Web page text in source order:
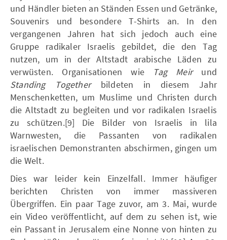
und Händler bieten an Ständen Essen und Getränke,
Souvenirs und besondere T-Shirts an. In den
vergangenen Jahren hat sich jedoch auch eine
Gruppe radikaler Israelis gebildet, die den Tag
nutzen, um in der Altstadt arabische Läden zu
verwüsten. Organisationen wie
Tag Meirund
Standing Togetherbildeten in diesem Jahr
Menschenketten, um Muslime und Christen durch
die Altstadt zu begleiten und vor radikalen Israelis
zu schützen.[9] Die Bilder von Israelis in lila
Warnwesten, die Passanten von radikalen
israelischen Demonstranten abschirmen, gingen um
die Welt.
Dies war leider kein Einzelfall. Immer häufiger
berichten Christen von immer massiveren
Übergriffen. Ein paar Tage zuvor, am 3. Mai, wurde
ein Video veröffentlicht, auf dem zu sehen ist, wie
ein Passant in Jerusalem eine Nonne von hinten zu